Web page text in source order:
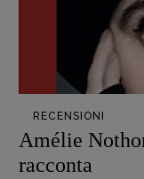
Fumetti
Libro &
Pulp for
Opera
DOSSIER
12
RECENSIONI
Amélie
racconta